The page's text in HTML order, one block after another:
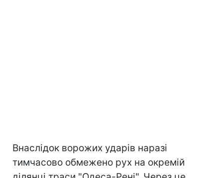
Внаслідок ворожих ударів наразі
тимчасово обмежено рух на окремій